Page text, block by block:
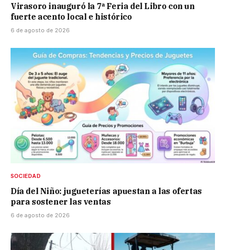
Virasoro inauguró la 7ª Feria del Libro con un
fuerte acento local e histórico
6 de agosto de 2026
SOCIEDAD
Día del Niño: jugueterías apuestan a las ofertas
para sostener las ventas
6 de agosto de 2026